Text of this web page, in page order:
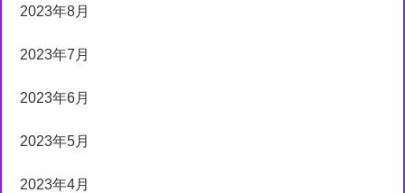
2023年8月
2023年7月
2023年6月
2023年5月
2023年4月